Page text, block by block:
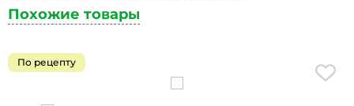
Похожие товары
По рецепту
ЭЛЕКТРОННАЯ ПОЧТА